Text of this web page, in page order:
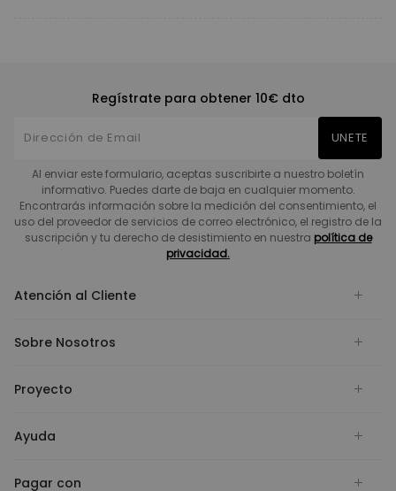
Regístrate para obtener 10€ dto
UNETE
Al enviar este formulario, aceptas suscribirte a nuestro boletín
informativo. Puedes darte de baja en cualquier momento.
Encontrarás información sobre la medición del consentimiento, el
uso del proveedor de servicios de correo electrónico, el registro de la
suscripción y tu derecho de desistimiento en nuestra política de
privacidad.
Atención al Cliente
Sobre Nosotros
Proyecto
Ayuda
Pagar con